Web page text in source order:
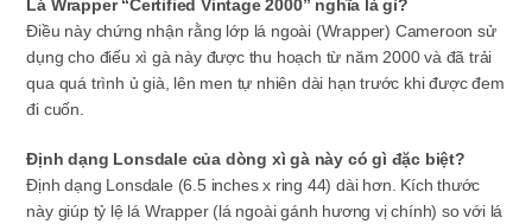
Lá Wrapper “Certified Vintage 2000” nghĩa là gì?
Điều này chứng nhận rằng lớp lá ngoài (Wrapper) Cameroon sử
dụng cho điếu xì gà này được thu hoạch từ năm 2000 và đã trải
qua quá trình ủ già, lên men tự nhiên dài hạn trước khi được đem
đi cuốn.
Định dạng Lonsdale của dòng xì gà này có gì đặc biệt?
Định dạng Lonsdale (6.5 inches x ring 44) dài hơn. Kích thước
này giúp tỷ lệ lá Wrapper (lá ngoài gánh hương vị chính) so với lá